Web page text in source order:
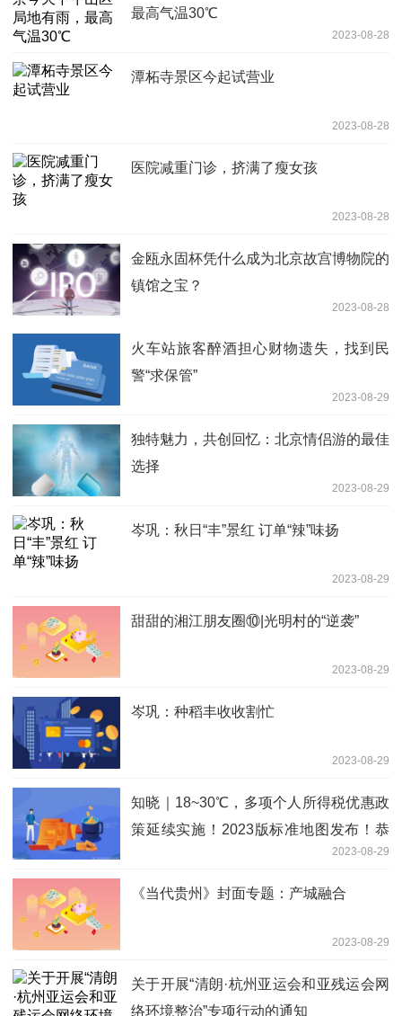
最高气温30℃
2023-08-28
潭柘寺景区今起试营业
2023-08-28
医院减重门诊，挤满了瘦女孩
2023-08-28
金瓯永固杯凭什么成为北京故宫博物院的
镇馆之宝？
2023-08-28
火车站旅客醉酒担心财物遗失，找到民
警“求保管”
2023-08-29
独特魅力，共创回忆：北京情侣游的最佳
选择
2023-08-29
岑巩：秋日“丰”景红 订单“辣”味扬
2023-08-29
甜甜的湘江朋友圈⑩|光明村的“逆袭”
2023-08-29
岑巩：种稻丰收收割忙
2023-08-29
知晓｜18~30℃，多项个人所得税优惠政
策延续实施！2023版标准地图发布！恭
王府2023年宫廷金鱼特展开幕！2023-08-29
《当代贵州》封面专题：产城融合
2023-08-29
关于开展“清朗·杭州亚运会和亚残运会网
络环境整治”专项行动的通知